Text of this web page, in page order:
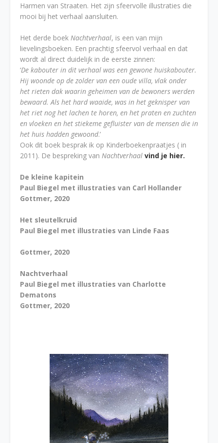
Harmen van Straaten. Het zijn sfeervolle illustraties die
mooi bij het verhaal aansluiten.
Het derde boek Nachtverhaal, is een van mijn
lievelingsboeken. Een prachtig sfeervol verhaal en dat
wordt al direct duidelijk in de eerste zinnen:
‘De kabouter in dit verhaal was een gewone huiskabouter.
Hij woonde op de zolder van een oude villa, vlak onder
het rieten dak waarin geheimen van de bewoners werden
bewaard. Als het hard waaide, was in het geknisper van
het riet nog het lachen te horen, en het praten en zuchten
en vloeken en het stiekeme gefluister van de mensen die in
het huis hadden gewoond.’
Ook dit boek besprak ik op Kinderboekenpraatjes ( in
2011). De bespreking van Nachtverhaal vind je hier.
De kleine kapitein
Paul Biegel met illustraties van Carl Hollander
Gottmer, 2020
Het sleutelkruid
Paul Biegel met illustraties van Linde Faas
Gottmer, 2020
Nachtverhaal
Paul Biegel met illustraties van Charlotte
Dematons
Gottmer, 2020